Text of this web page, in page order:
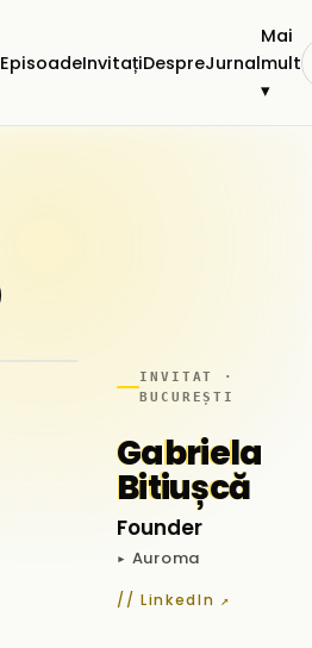
EpisoadeInvitațiDespreJurnal
Mai
mult
▾
INVITAT ·
BUCUREȘTI
Gabriela
Bitiușcă
Founder
▸ Auroma
// LinkedIn ↗